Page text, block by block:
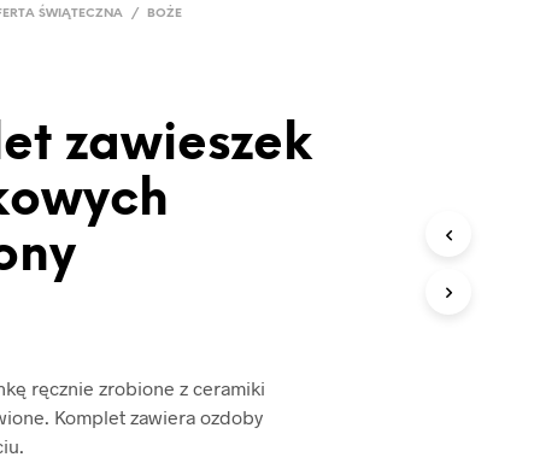
ŚWIĄTECZNA / BOŻE
zawieszek
ręcznie zrobione z ceramiki
Komplet zawiera ozdoby